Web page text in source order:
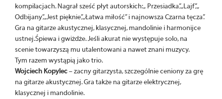
kompilacjach. Nagrał sześć płyt autorskich: „ Przesiadka”, „Lajf”, „
Odbijany”, „Jest pięknie”, „Łatwa miłość” i najnowsza Czarna tęcza”.
Gra na gitarze akustycznej, klasycznej, mandolinie i harmonijce
ustnej.Śpiewa i gwiżdże. Jeśli akurat nie występuje solo, na
scenie towarzyszą mu utalentowani a nawet znani muzycy.
Tym razem wystąpią jako trio.
Wojciech Kopylec– zacny gitarzysta, szczególnie ceniony za grę
na gitarze akustycznej. Gra także na gitarze elektrycznej,
klasycznej i mandolinie.